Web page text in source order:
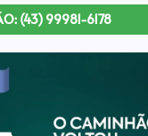
(43) 99981-6178